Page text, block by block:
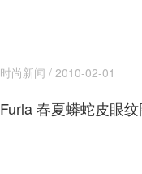
时尚新闻 / 2010-02-01
Furla 春夏蟒蛇皮眼